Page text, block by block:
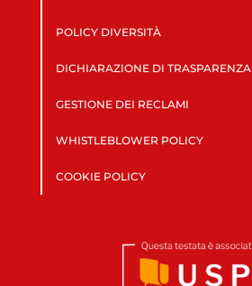
POLICY DIVERSITÀ
DICHIARAZIONE DI TRASPARENZA
GESTIONE DEI RECLAMI
WHISTLEBLOWER POLICY
COOKIE POLICY